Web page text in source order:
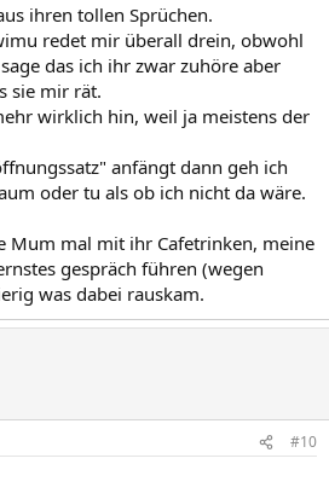
ihren tollen Sprüchen.
redet mir überall drein, obwohl
das ich ihr zwar zuhöre aber
sie mir rät.
wirklich hin, weil ja meistens der
anfängt dann geh ich
oder tu als ob ich nicht da wäre.
Mum mal mit ihr Cafetrinken, meine
gespräch führen (wegen
was dabei rauskam.
#10